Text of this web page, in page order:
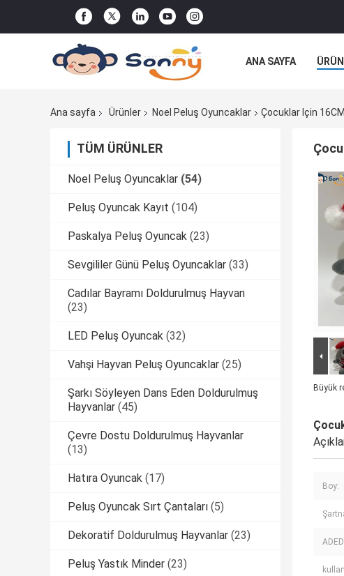
ANA SAYFA
Ana sayfa
Ürünler Noel Peluş Oyuncaklar Çocuklar Için
TÜM ÜRÜNLER
Noel Peluş Oyuncaklar (54)
Peluş Oyuncak Kayıt (104)
Paskalya Peluş Oyuncak (23)
Sevgililer Günü Peluş Oyuncaklar (33)
Cadılar Bayramı Doldurulmuş Hayvan
(23)
LED Peluş Oyuncak (32)
Vahşi Hayvan Peluş Oyuncaklar (25)
Şarkı Söyleyen Dans Eden Doldurulmuş
Hayvanlar (45)
Çevre Dostu Doldurulmuş Hayvanlar
(13)
Hatıra Oyuncak (17)
Peluş Oyuncak Sırt Çantaları (5)
Dekoratif Doldurulmuş Hayvanlar (23)
Peluş Yastık Minder (23)
Büyük
Boy: